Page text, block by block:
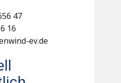
47
16
ev.de